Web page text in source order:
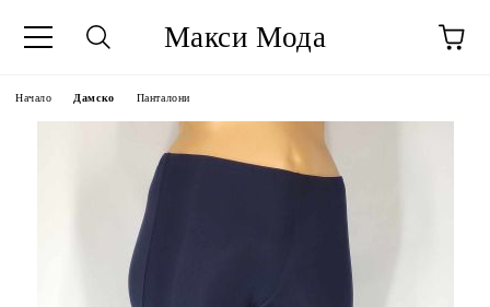
Макси Мода
Начало Дамско Панталони